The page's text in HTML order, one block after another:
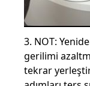
3. NOT:
gerilimi
tekrar